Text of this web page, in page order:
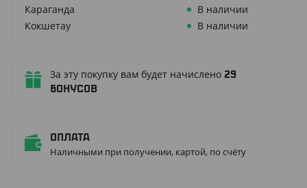
Караганда
В наличии
Кокшетау
В наличии
За эту покупку вам будет начислено 29
бонусов
Оплата
Наличными при получении, картой, по счёту